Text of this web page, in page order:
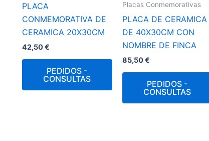
PLACA
CONMEMORATIVA DE
CERAMICA 20X30CM
42,50€
PEDIDOS -
CONSULTAS
Placas Conmemorativas
PLACA DE CERAMICA
DE 40X30CM CON
NOMBRE DE FINCA
85,50€
PEDIDOS -
CONSULTAS